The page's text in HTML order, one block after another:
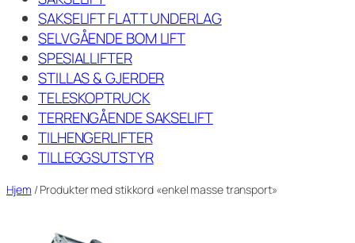
SAKSELIFT FLATT UNDERLAG
SELVGÅENDE BOM LIFT
SPESIALLIFTER
STILLAS & GJERDER
TELESKOPTRUCK
TERRENGÅENDE SAKSELIFT
TILHENGERLIFTER
TILLEGGSUTSTYR
Hjem / Produkter med stikkord «enkel masse transport»